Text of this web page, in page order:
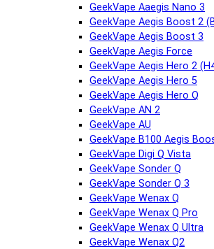
GeekVape Aaegis Nano 3
GeekVape Aegis Boost 2
GeekVape Aegis Boost 3
GeekVape Aegis Force
GeekVape Aegis Hero 2
GeekVape Aegis Hero 5
GeekVape Aegis Hero Q
GeekVape AN 2
GeekVape AU
GeekVape B100 Aegis
GeekVape Digi Q Vista
GeekVape Sonder Q
GeekVape Sonder Q 3
GeekVape Wenax Q
GeekVape Wenax Q Pro
GeekVape Wenax Q Ultra
GeekVape Wenax Q2